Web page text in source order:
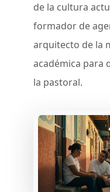
de la cultura
formador de
arquitecto de la
académica para
la pastoral.